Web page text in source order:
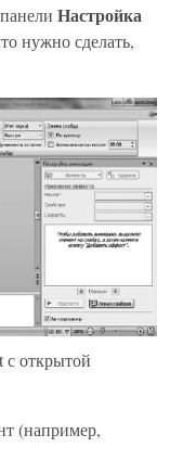
Настройка
нужно сделать,
открытой
(например,